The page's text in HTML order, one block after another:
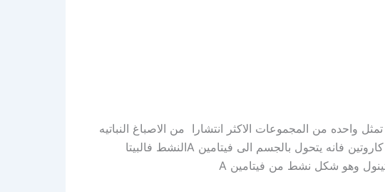
تمثل واحده من المجموعات الاكثر انتشارا من الاصباغ النباتيه
,والبيتا كاروتين يعتبر واحدا من اكثر الكاروتينات وجودا في الاغذيه وعند تناولنا لبعض الاغذيه الغنيه بالبيتا كاروتين فانه يتحول بالجسم الى فيتامين Aالنشط فالبيتا